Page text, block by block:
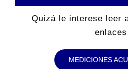
Quizá le interese leer
enlaces
MEDICIONES